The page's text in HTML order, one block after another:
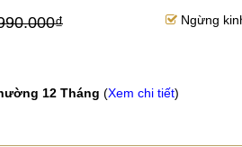
Ngừng
12 Tháng (Xem chi tiết)